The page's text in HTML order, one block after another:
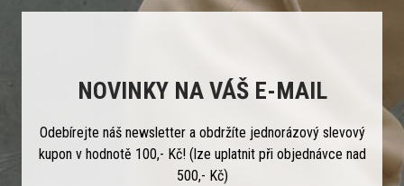
NOVINKY NA VÁŠ E-MAIL
Odebírejte náš newsletter a obdržíte jednorázový slevový
kupon v hodnotě 100,- Kč! (lze uplatnit při objednávce nad
500,- Kč)